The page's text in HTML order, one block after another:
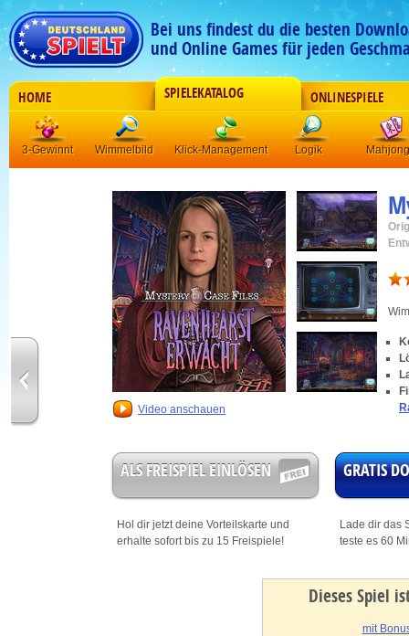
Bei uns findest du die besten
und Online Games für jeden
HOME SPIELEKATALOG ONLINESPIELE
3-Gewinnt Wimmelbild Klick-Management Logik Mahjong
Video anschauen
ALS FREISPIEL EINLÖSEN
Hol dir jetzt deine Vorteilskarte und
erhalte sofort bis zu 15 Freispiele!
GRATIS
Lade dir das
teste es 60
Dieses Spiel
mit